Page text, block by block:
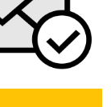
construía un
literatura"